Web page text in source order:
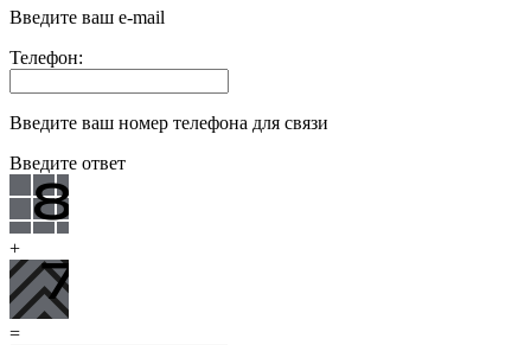
Введите ваш e-mail
Телефон:
Введите ваш номер телефона для связи
Введите ответ
+
=